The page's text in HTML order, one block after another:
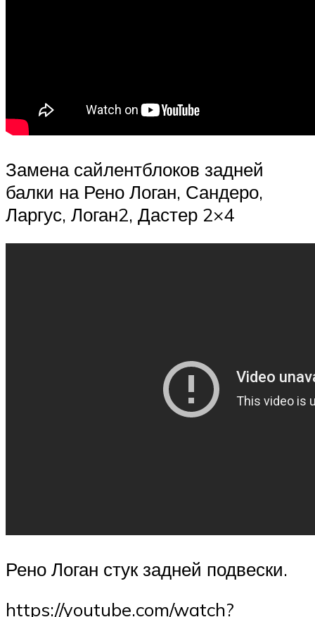
Замена сайлентблоков задней
балки на Рено Логан, Сандеро,
Ларгус, Логан2, Дастер 2×4
Рено Логан стук задней подвески.
https://youtube.com/watch?